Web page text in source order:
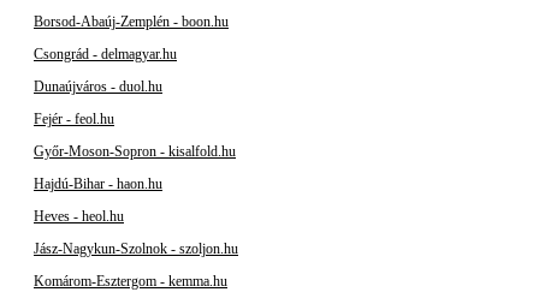
Borsod-Abaúj-Zemplén - boon.hu
Csongrád - delmagyar.hu
Dunaújváros - duol.hu
Fejér - feol.hu
Győr-Moson-Sopron - kisalfold.hu
Hajdú-Bihar - haon.hu
Heves - heol.hu
Jász-Nagykun-Szolnok - szoljon.hu
Komárom-Esztergom - kemma.hu